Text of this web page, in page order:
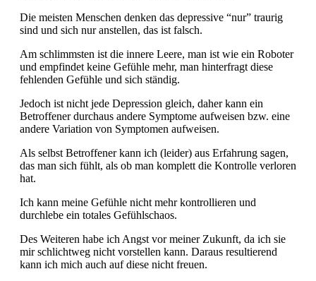
Die meisten Menschen denken das depressive “nur” traurig
sind und sich nur anstellen, das ist falsch.
Am schlimmsten ist die innere Leere, man ist wie ein Roboter
und empfindet keine Gefühle mehr, man hinterfragt diese
fehlenden Gefühle und sich ständig.
Jedoch ist nicht jede Depression gleich, daher kann ein
Betroffener durchaus andere Symptome aufweisen bzw. eine
andere Variation von Symptomen aufweisen.
Als selbst Betroffener kann ich (leider) aus Erfahrung sagen,
das man sich fühlt, als ob man komplett die Kontrolle verloren
hat.
Ich kann meine Gefühle nicht mehr kontrollieren und
durchlebe ein totales Gefühlschaos.
Des Weiteren habe ich Angst vor meiner Zukunft, da ich sie
mir schlichtweg nicht vorstellen kann. Daraus resultierend
kann ich mich auch auf diese nicht freuen.